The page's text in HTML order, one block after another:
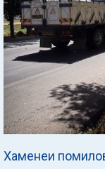
Хаменеи